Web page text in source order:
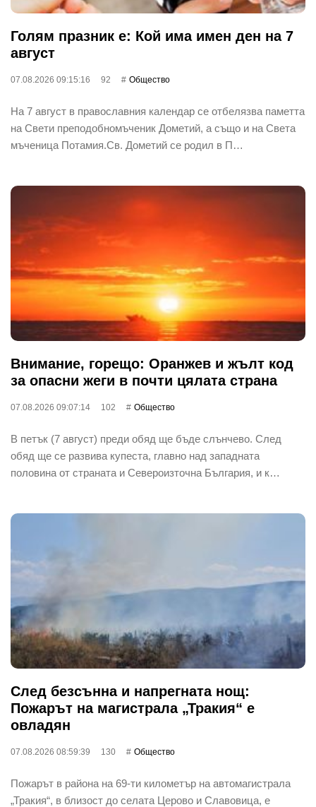
Голям празник е: Кой има имен ден на 7
август
07.08.2026 09:15:16 92 Общество
На 7 август в православния календар се отбелязва паметта
на Свети преподобномъченик Дометий, а също и на Света
мъченица Потамия.Св. Дометий се родил в П…
Внимание, горещо: Оранжев и жълт код
за опасни жеги в почти цялата страна
07.08.2026 09:07:14 102 Общество
В петък (7 август) преди обяд ще бъде слънчево. След
обяд ще се развива купеста, главно над западната
половина от страната и Североизточна България, и к…
След безсънна и напрегната нощ:
Пожарът на магистрала „Тракия“ е
овладян
07.08.2026 08:59:39 130 Общество
Пожарът в района на 69-ти километър на автомагистрала
„Тракия“, в близост до селата Церово и Славовица, е